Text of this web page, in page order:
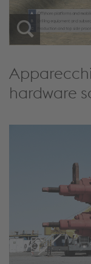
hardware